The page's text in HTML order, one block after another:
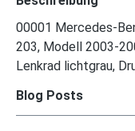
00001 Mercedes-
203, Modell 2003-
Lenkrad lichtgrau,
Blog Posts